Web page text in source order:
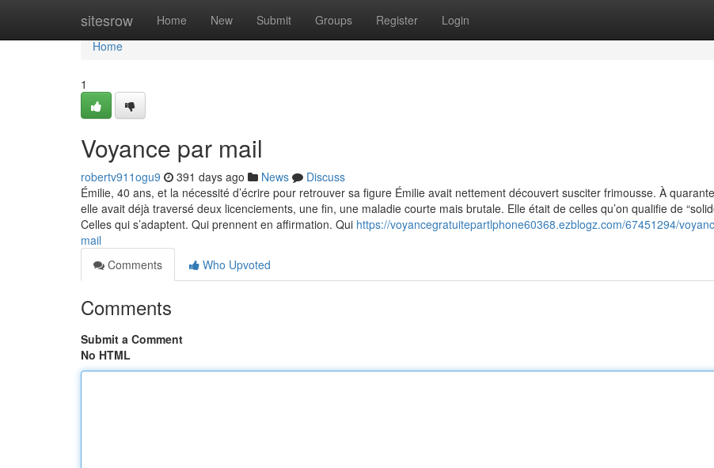
sitesrow Home New Submit Groups Register Login
Home
Home
1
Voyance par mail
robertv911ogu9 391 days ago News
Discuss
Émilie, 40 ans, et la nécessité d’écrire pour retrouver sa figure Émilie avait nettement découvert susciter frimousse. À
elle avait déjà traversé deux licenciements, une fin, une maladie courte mais brutale. Elle était de celles qu’on qualifie de
Celles qui s’adaptent. Qui prennent en affirmation. Qui https://voyancegratuitepartlphone60368.ezblogz.com/67451294/
mail
Comments
Who Upvoted
Comments
Submit a Comment
No HTML